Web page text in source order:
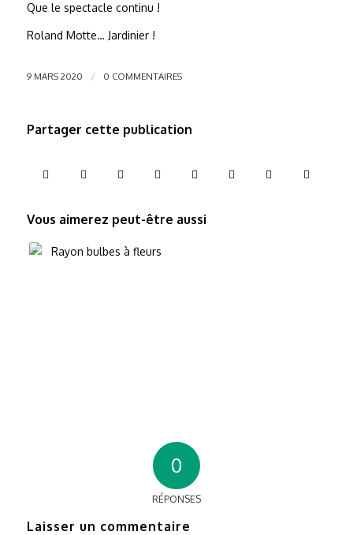
Que le spectacle continu !
Roland Motte… Jardinier !
9 MARS 2020 / 0 COMMENTAIRES
Partager cette publication
Vous aimerez peut-être aussi
0
RÉPONSES
Laisser un commentaire